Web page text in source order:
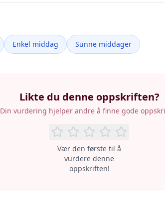
Enkel middag Sunne middager
Likte du denne oppskriften?
Din vurdering hjelper andre å finne gode
Vær den første til å
vurdere denne
oppskriften!